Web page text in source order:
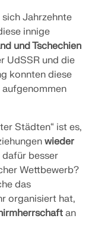
AISC 360,
schnellere und
Jahrzehnte
innige
und Tschechien
UdSSR und die
konnten diese
aufgenommen
Städten“ ist es,
wieder
dafür besser
Wettbewerb?
das
organisiert hat,
an